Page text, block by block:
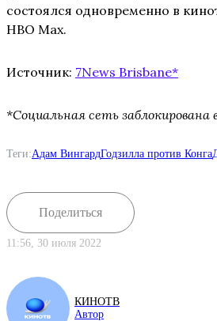
состоялся одновременно в
HBO Max.
Источник: 7News Brisbane*
*Социальная сеть заблокирована
Теги:Адам ВингардГодзилла против Конга
Поделиться
11:56, 30 июля 2022
КИНОТВ
Автор